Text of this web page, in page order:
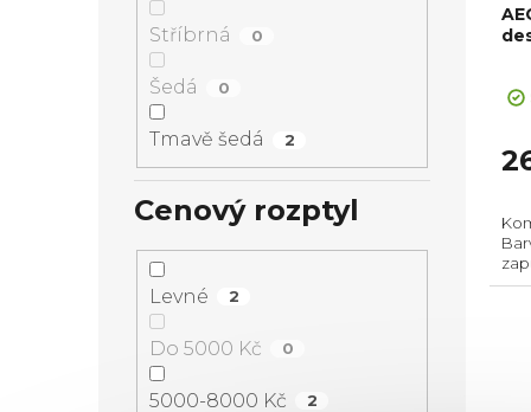
Stříbrná 0
Šedá 0
Tmavě šedá 2
Cenový rozptyl
Levné 2
Do 5000 Kč 0
5000-8000 Kč 2
je
5,0
5